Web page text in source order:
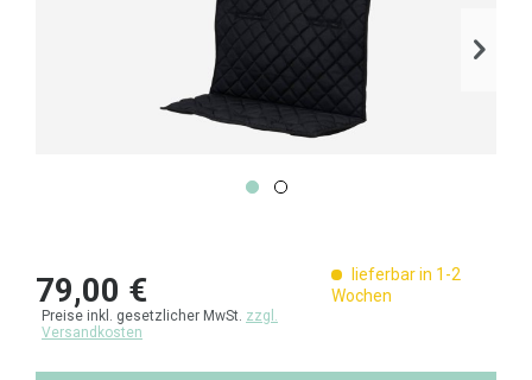
79,00 €
Preise inkl. gesetzlicher MwSt. zzgl.
Versandkosten
lieferbar in 1-2
Wochen